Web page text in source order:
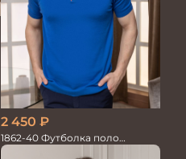
2 450 ₽
1862-40 Футболка поло
голубой